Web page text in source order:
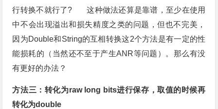
行转换不就行了? 这种做法还算是靠谱，至少在使用
中不会出现溢出和损失精度之类的问题，但也不完美，
因为Double和String的互相转换这2个方法是有一定的性
能损耗的（当然还不至于产生ANR等问题）。那么有没
有更好的办法？
方法三：转化为raw long bits进行保存，取值的时候再
转化为double